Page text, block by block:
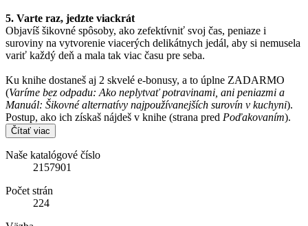
5. Varte raz, jedzte viackrát
Objavíš šikovné spôsoby, ako zefektívniť svoj čas, peniaze i
suroviny na vytvorenie viacerých delikátnych jedál, aby si nemusela
variť každý deň a mala tak viac času pre seba.
Ku knihe dostaneš aj 2 skvelé e-bonusy, a to úplne ZADARMO
(Varíme bez odpadu: Ako neplytvať potravinami, ani peniazmi a
Manuál: Šikovné alternatívy najpoužívanejších surovín v kuchyni).
Postup, ako ich získaš nájdeš v knihe (strana pred Poďakovaním).
Čítať viac
Naše katalógové číslo
2157901
Počet strán
224